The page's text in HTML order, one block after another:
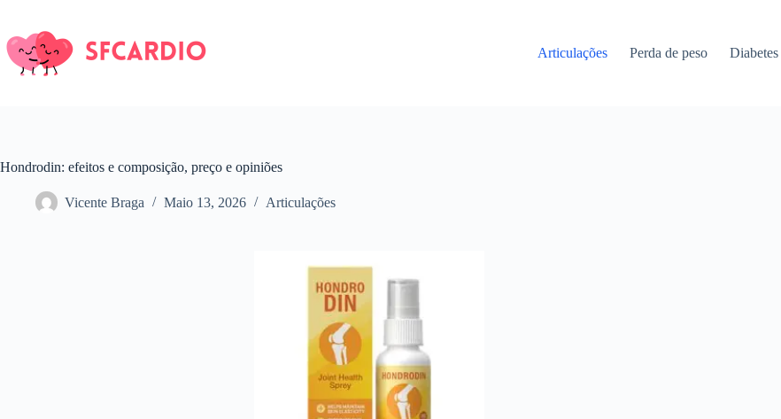
conteúdo
Articulações Perda de peso Diabetes
Hondrodin: efeitos e composição, preço e opiniões
Vicente Braga Maio 13, 2026 Articulações